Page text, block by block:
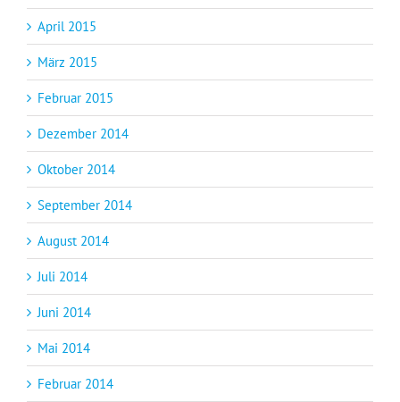
April 2015
März 2015
Februar 2015
Dezember 2014
Oktober 2014
September 2014
August 2014
Juli 2014
Juni 2014
Mai 2014
Februar 2014